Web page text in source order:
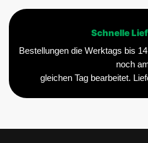
Schnelle
Bestellungen die Werktags bis
noch
gleichen Tag bearbeitet.